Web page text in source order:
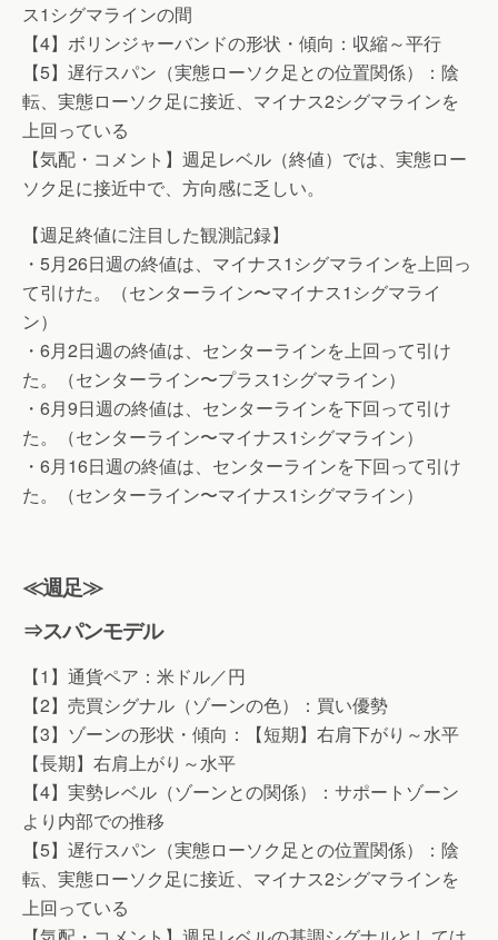
ス1シグマラインの間
【4】ボリンジャーバンドの形状・傾向：収縮～平行
【5】遅行スパン（実態ローソク足との位置関係）：陰
転、実態ローソク足に接近、マイナス2シグマラインを
上回っている
【気配・コメント】週足レベル（終値）では、実態ロー
ソク足に接近中で、方向感に乏しい。
【週足終値に注目した観測記録】
・5月26日週の終値は、マイナス1シグマラインを上回っ
て引けた。（センターライン〜マイナス1シグマライ
ン）
・6月2日週の終値は、センターラインを上回って引け
た。（センターライン〜プラス1シグマライン）
・6月9日週の終値は、センターラインを下回って引け
た。（センターライン〜マイナス1シグマライン）
・6月16日週の終値は、センターラインを下回って引け
た。（センターライン〜マイナス1シグマライン）
≪週足≫
⇒スパンモデル
【1】通貨ペア：米ドル／円
【2】売買シグナル（ゾーンの色）：買い優勢
【3】ゾーンの形状・傾向：【短期】右肩下がり～水平
【長期】右肩上がり～水平
【4】実勢レベル（ゾーンとの関係）：サポートゾーン
より内部での推移
【5】遅行スパン（実態ローソク足との位置関係）：陰
転、実態ローソク足に接近、マイナス2シグマラインを
上回っている